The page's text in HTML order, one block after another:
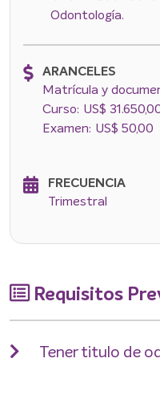
Odontología.
ARANCELES
Matrícula y
Curso: US$
Examen: US$ 50,00
FRECUENCIA
Trimestral
Requisitos
Tener titulo de